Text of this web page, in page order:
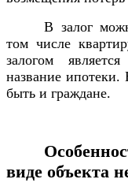
В залог
том числе
залогом
название ипотеки.
быть и граждане.
виде объекта